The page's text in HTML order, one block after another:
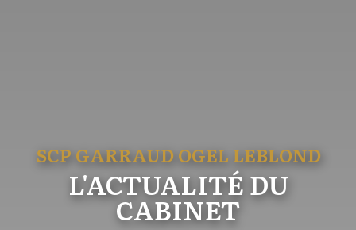
SCP GARRAUD OGEL LEBLOND
L'ACTUALITÉ DU
CABINET